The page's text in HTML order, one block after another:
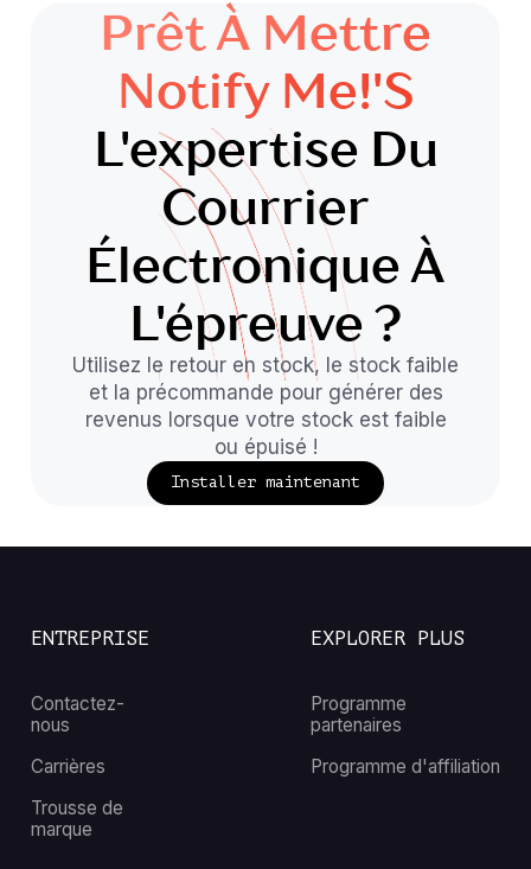
Prêt À Mettre
Notify Me!'s
L'expertise Du
Courrier
Électronique À
L'épreuve ?
Utilisez le retour en stock, le stock faible
et la précommande pour générer des
revenus lorsque votre stock est faible
ou épuisé !
Installer maintenant
ENTREPRISE
Contactez-
nous
Carrières
Trousse de
marque
EXPLORER PLUS
Programme
partenaires
Programme d'affiliation